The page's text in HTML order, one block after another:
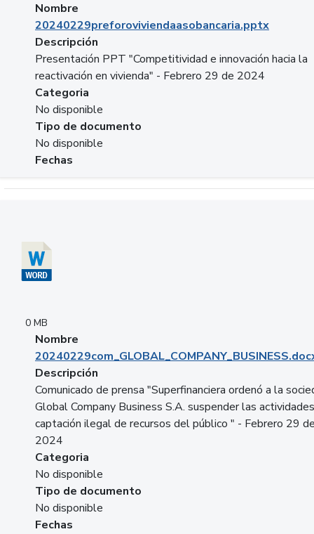
Nombre
20240229preforoviviendaasobancaria.pptx
Descripción
Presentación PPT "Competitividad e innovación hacia la
reactivación en vivienda" - Febrero 29 de 2024
Categoria
No disponible
Tipo de documento
No disponible
Fechas
0 MB
Nombre
Descripción
Comunicado de prensa "Superfinanciera ordenó a la
Global Company Business S.A. suspender las
captación ilegal de recursos del público " - Febrero 29
2024
Categoria
No disponible
Tipo de documento
No disponible
Fechas